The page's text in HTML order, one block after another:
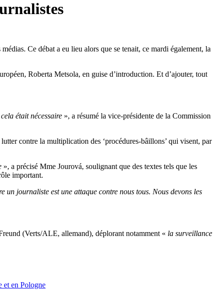
Ce débat a eu lieu alors que se tenait, ce mardi également, la
Roberta Metsola, en guise d’introduction. Et d’ajouter, tout
était nécessaire », a résumé la vice-présidente de la Commission
contre la multiplication des ‘procédures-bâillons’ qui visent, par
», a précisé Mme Jourová, soulignant que des textes tels que les
important.
journaliste est une attaque contre nous tous. Nous devons les
(Verts/ALE, allemand), déplorant notamment « la surveillance
et en Pologne